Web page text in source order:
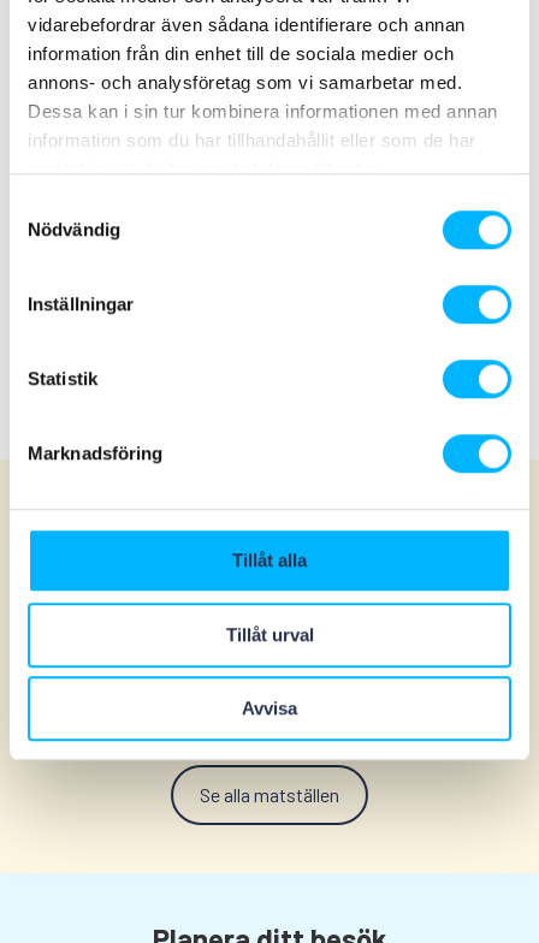
vidarebefordrar även sådana identifierare och annan
information från din enhet till de sociala medier och
annons- och analysföretag som vi samarbetar med.
Dessa kan i sin tur kombinera informationen med annan
information som du har tillhandahållit eller som de har
samlat in när du har använt deras tjänster.
Nödvändig
Inställningar
Statistik
Marknadsföring
Tillåt alla
Tillåt urval
Avvisa
25 cl
Soft drink / water
50 cl
Kivik's sparkling
33 cl
Beer 30 kr
Monster Energy / Powerade 30 kr
Coffee / Tea 35 kr
Fler matställen
The pizzeria
Se alla matställen